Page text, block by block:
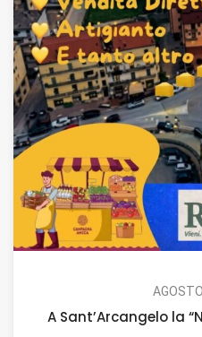
A Sant’Arcangelo la